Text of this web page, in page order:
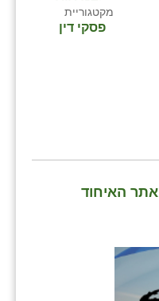
מקטגוריית
פסקי דין
האיחוד